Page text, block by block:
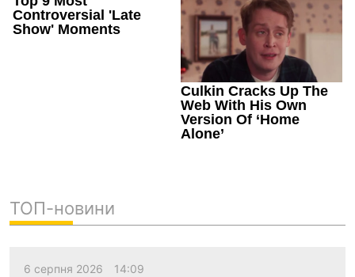
ТОП-новини
6 серпня 2026 14:09